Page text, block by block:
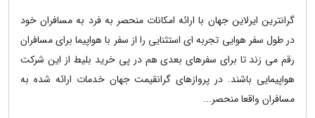
گرانترین ایرلاین جهان با ارائه امکانات منحصر به فرد به مسافران خود
در طول سفر هوایی تجربه ای استثنایی را از سفر با هواپیما برای مسافران
رقم می زند تا برای سفرهای بعدی هم در پی خرید بلیط از این شرکت
هواپیمایی باشند. در پروازهای گرانقیمت جهان خدمات ارائه شده به
مسافران واقعا منحصر...